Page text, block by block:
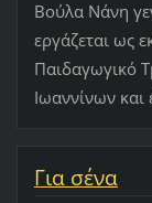
Βούλα Νάνη
εργάζεται ως
Παιδαγωγικό
Ιωαννίνων και
Για σένα